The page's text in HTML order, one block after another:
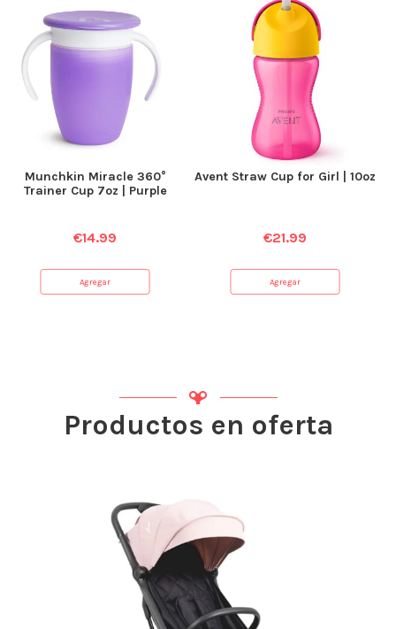
Munchkin Miracle 360°
Trainer Cup 7oz | Purple
€14.99
Agregar
Avent Straw Cup for Girl | 10oz
€21.99
Agregar
Productos en oferta